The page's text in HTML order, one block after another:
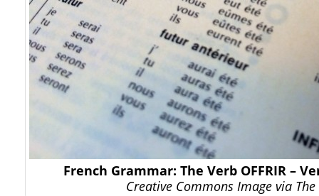
French Grammar: The Verb OFFRIR –
Creative Commons Image via The